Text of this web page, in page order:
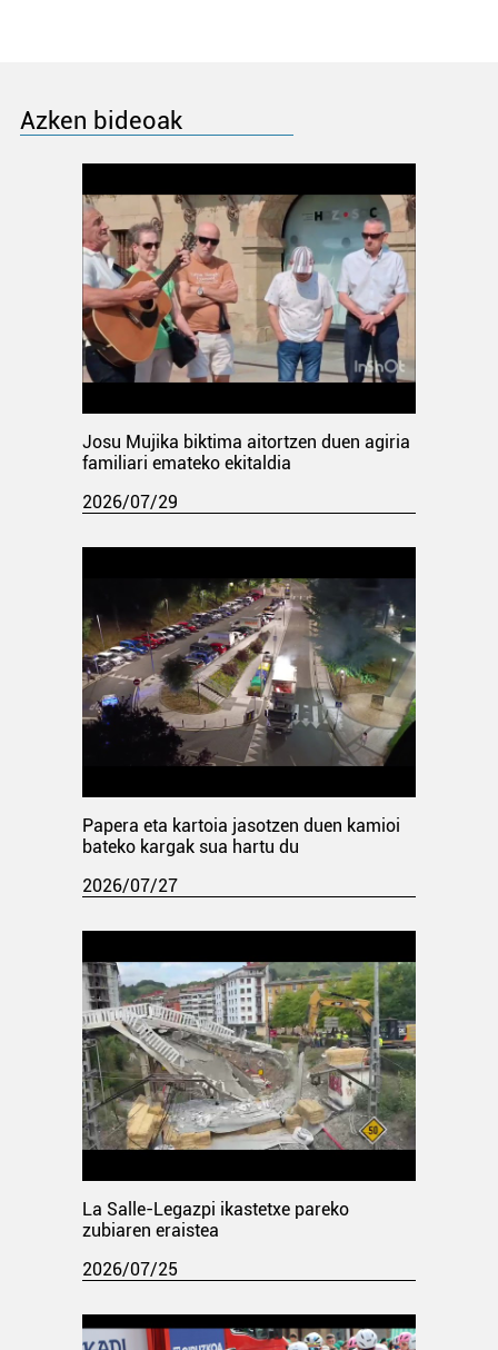
Azken bideoak
Josu Mujika biktima aitortzen duen agiria
familiari emateko ekitaldia
2026/07/29
Papera eta kartoia jasotzen duen kamioi
bateko kargak sua hartu du
2026/07/27
La Salle-Legazpi ikastetxe pareko
zubiaren eraistea
2026/07/25